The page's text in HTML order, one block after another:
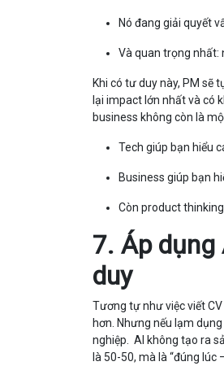
Nó đang giải quyết
Và quan trọng nhất:
Khi có tư duy này, PM sẽ
lại impact lớn nhất và có
business không còn là
Tech giúp bạn hiểu
Business giúp bạn
Còn product
7. Áp
duy
Tương tự như việc viết
hơn. Nhưng nếu lạm
nghiệp. AI không tạo ra
là 50-50, mà là “đúng lúc